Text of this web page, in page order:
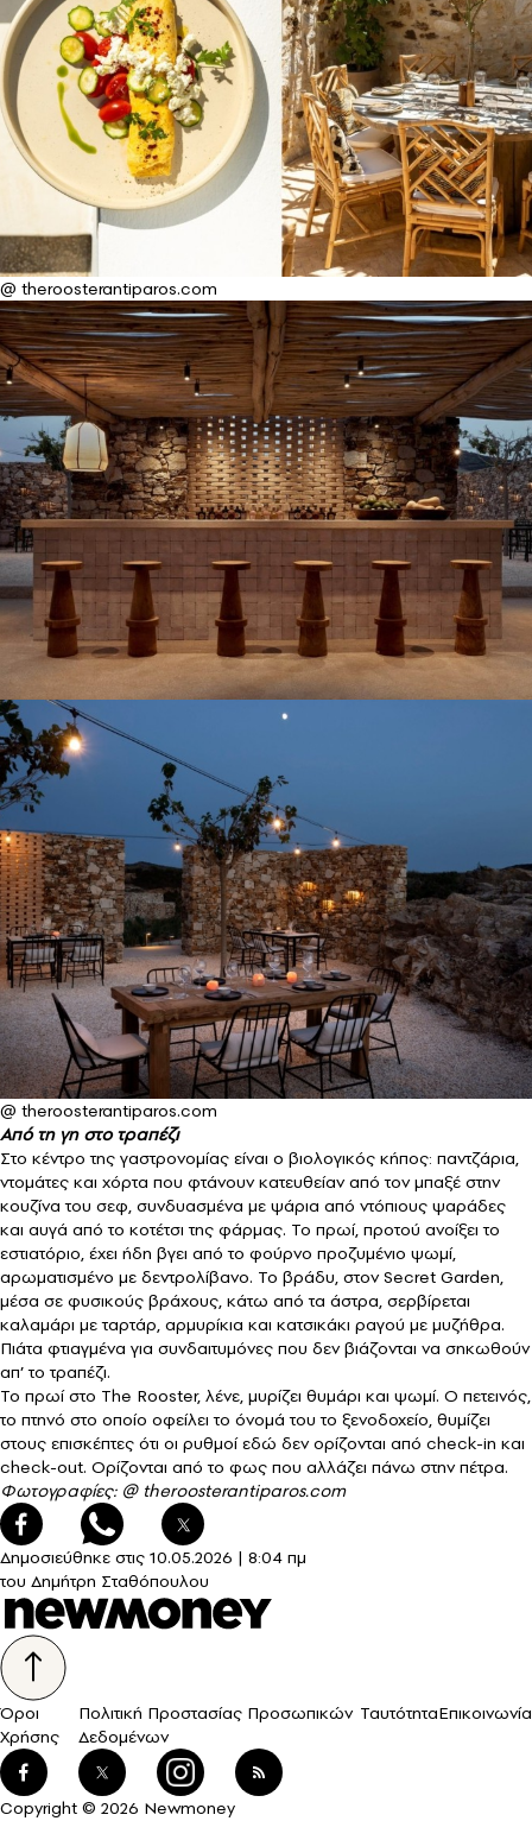
@ theroosterantiparos.com
@ theroosterantiparos.com
Από τη γη στο τραπέζι
Στο κέντρο της γαστρονομίας είναι ο βιολογικός κήπος: παντζάρια,
ντομάτες και χόρτα που φτάνουν κατευθείαν από τον μπαξέ στην
κουζίνα του σεφ, συνδυασμένα με ψάρια από ντόπιους ψαράδες
και αυγά από το κοτέτσι της φάρμας. Το πρωί, προτού ανοίξει το
εστιατόριο, έχει ήδη βγει από το φούρνο προζυμένιο ψωμί,
αρωματισμένο με δεντρολίβανο. Το βράδυ, στον Secret Garden,
μέσα σε φυσικούς βράχους, κάτω από τα άστρα, σερβίρεται
καλαμάρι με ταρτάρ, αρμυρίκια και κατσικάκι ραγού με μυζήθρα.
Πιάτα φτιαγμένα για συνδαιτυμόνες που δεν βιάζονται να σηκωθούν
απ’ το τραπέζι.
Το πρωί στο The Rooster, λένε, μυρίζει θυμάρι και ψωμί. Ο πετεινός,
το πτηνό στο οποίο οφείλει το όνομά του το ξενοδοχείο, θυμίζει
στους επισκέπτες ότι οι ρυθμοί εδώ δεν ορίζονται από check-in και
check-out. Ορίζονται από το φως που αλλάζει πάνω στην πέτρα.
Φωτογραφίες: @theroosterantiparos.com
Δημοσιεύθηκε στις 10.05.2026 | 8:04 πμ
του Δημήτρη Σταθόπουλου
Όροι
Χρήσης
Πολιτική Προστασίας Προσωπικών
Δεδομένων
ΤαυτότηταΕπικοινωνία
Copyright © 2026 Newmoney